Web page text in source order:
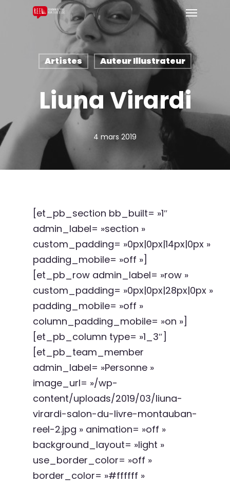
Artistes Auteur Illustrateur
Liuna Virardi
4 mars 2019
[et_pb_section bb_built= »1″
admin_label= »section »
custom_padding= »0px|0px|14px|0px »
padding_mobile= »off »]
[et_pb_row admin_label= »row »
custom_padding= »0px|0px|28px|0px »
padding_mobile= »off »
column_padding_mobile= »on »]
[et_pb_column type= »1_3″]
[et_pb_team_member
admin_label= »Personne »
image_url= »/wp-
content/uploads/2019/03/liuna-
virardi-salon-du-livre-montauban-
reel-2.jpg » animation= »off »
background_layout= »light »
use_border_color= »off »
border_color= »#ffffff »